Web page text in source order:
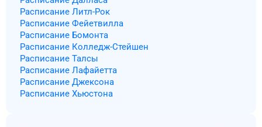
Расписание Литл-Рок
Расписание Фейетвилла
Расписание Бомонта
Расписание Колледж-Стейшен
Расписание Талсы
Расписание Лафайетта
Расписание Джексона
Расписание Хьюстона